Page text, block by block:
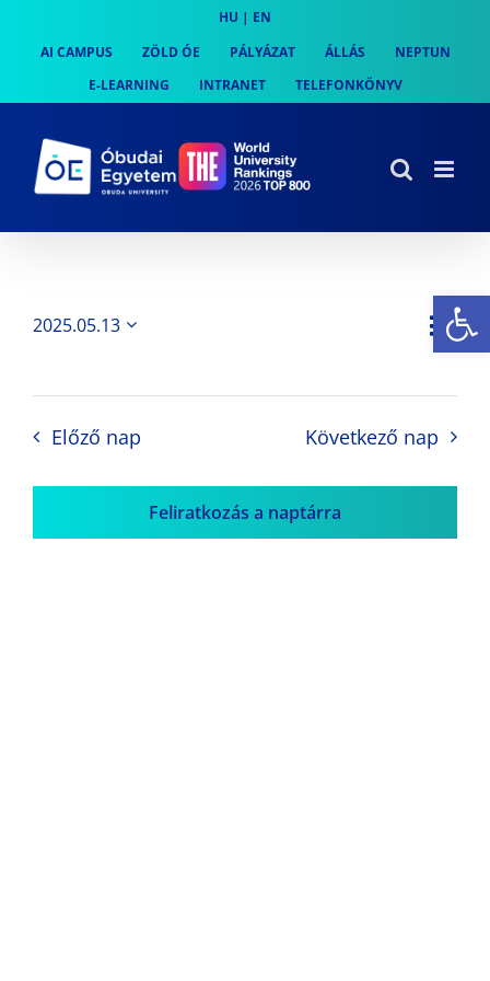
content
HU | EN
AI CAMPUS
ZÖLD ÓE PÁLYÁZAT ÁLLÁS
NEPTUN
E-LEARNING
INTRANET TELEFONKÖNYV
Nap
2025.05.13
Előző nap Következő nap
Feliratkozás a naptárra